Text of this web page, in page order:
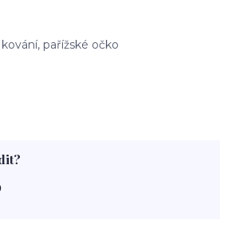
pařížské očko